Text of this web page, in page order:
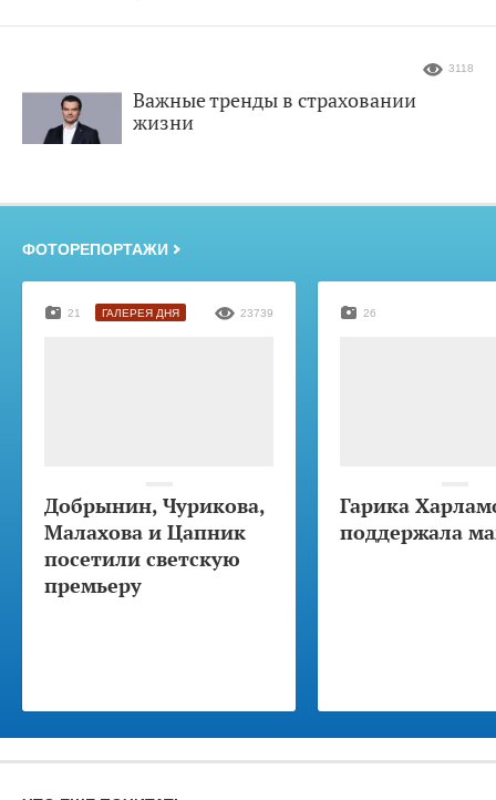
Важные тренды в страховании
жизни
3118
ФОТОРЕПОРТАЖИ
Добрынин, Чурикова,
Малахова и Цапник
посетили светскую
премьеру
21 ГАЛЕРЕЯ ДНЯ 23739
Гарика
поддержала
26